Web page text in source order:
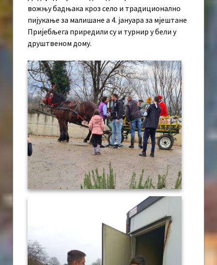
вожњу бадњака кроз село и традиционално
пијукање за малишане а 4. јануара за мјештане
Пријебљега приредили су и турнир у бели у
друштвеном дому.